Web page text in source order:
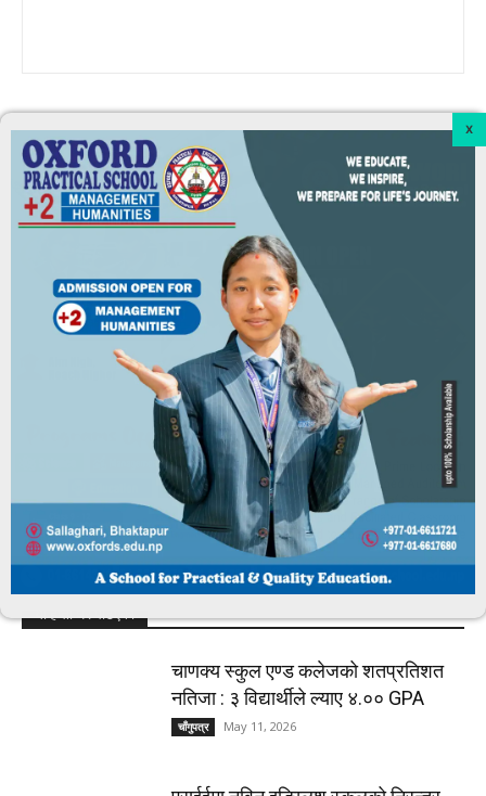
यो हप्ता धेरै पढिएको
चाणक्य स्कुल एण्ड कलेजको शतप्रतिशत
नतिजा : ३ विद्यार्थीले ल्याए ४.०० GPA
चाँगुपत्र May 11, 2026